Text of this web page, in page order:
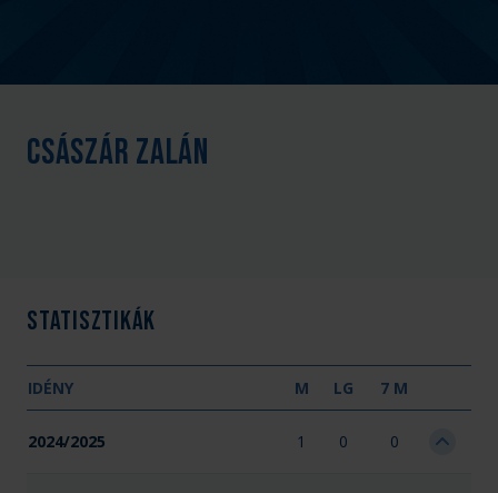
Császár Zalán
Statisztikák
IDÉNY M LG 7 M
2024/2025 1 0 0